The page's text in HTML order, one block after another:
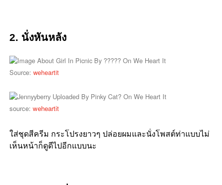
2. นั่งหันหลัง
Source: weheartit
source: weheartit
ใส่ชุดสีครีม กระโปรงยาวๆ ปล่อยผมและนั่งโพสต์ท่าแบบไม่
เห็นหน้าก็ดูดีไปอีกแบบนะ